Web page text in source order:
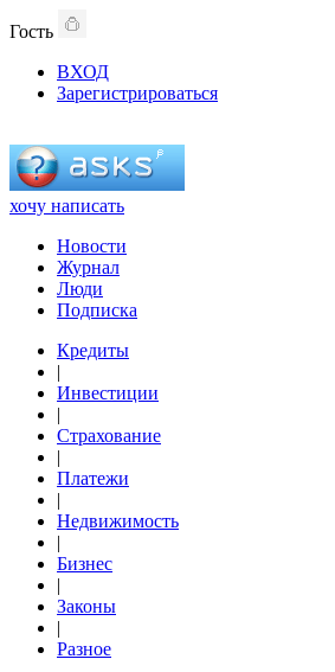
Гость
ВХОД
Зарегистрироваться
хочу написать
Новости
Журнал
Люди
Подписка
Кредиты
|
Инвестиции
|
Страхование
|
Платежи
|
Недвижимость
|
Бизнес
|
Законы
|
Разное